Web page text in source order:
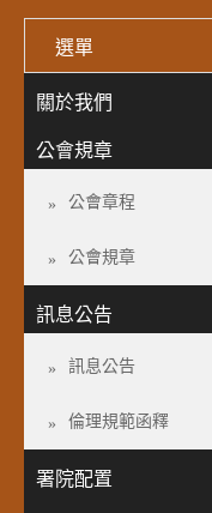
選單
關於我們
公會規章
公會章程
公會規章
訊息公告
訊息公告
倫理規範函釋
署院配置